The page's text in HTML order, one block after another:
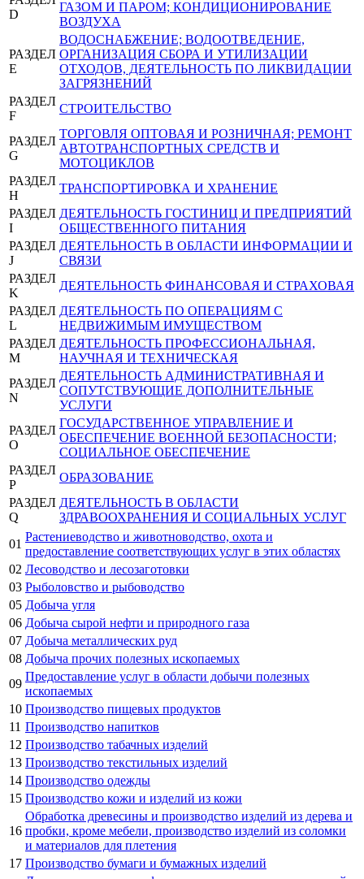
D
ГАЗОМ И ПАРОМ; КОНДИЦИОНИРОВАНИЕ
ВОЗДУХА
РАЗДЕЛ
E
ВОДОСНАБЖЕНИЕ; ВОДООТВЕДЕНИЕ,
ОРГАНИЗАЦИЯ СБОРА И УТИЛИЗАЦИИ
ОТХОДОВ, ДЕЯТЕЛЬНОСТЬ ПО ЛИКВИДАЦИИ
ЗАГРЯЗНЕНИЙ
РАЗДЕЛ
F
СТРОИТЕЛЬСТВО
РАЗДЕЛ
G
ТОРГОВЛЯ ОПТОВАЯ И РОЗНИЧНАЯ; РЕМОНТ
АВТОТРАНСПОРТНЫХ СРЕДСТВ И
МОТОЦИКЛОВ
РАЗДЕЛ
H
ТРАНСПОРТИРОВКА И ХРАНЕНИЕ
РАЗДЕЛ
I
ДЕЯТЕЛЬНОСТЬ ГОСТИНИЦ И ПРЕДПРИЯТИЙ
ОБЩЕСТВЕННОГО ПИТАНИЯ
РАЗДЕЛ
J
ДЕЯТЕЛЬНОСТЬ В ОБЛАСТИ ИНФОРМАЦИИ И
СВЯЗИ
РАЗДЕЛ
K
ДЕЯТЕЛЬНОСТЬ ФИНАНСОВАЯ И СТРАХОВАЯ
РАЗДЕЛ
L
ДЕЯТЕЛЬНОСТЬ ПО ОПЕРАЦИЯМ С
НЕДВИЖИМЫМ ИМУЩЕСТВОМ
РАЗДЕЛ
M
ДЕЯТЕЛЬНОСТЬ ПРОФЕССИОНАЛЬНАЯ,
НАУЧНАЯ И ТЕХНИЧЕСКАЯ
РАЗДЕЛ
N
ДЕЯТЕЛЬНОСТЬ АДМИНИСТРАТИВНАЯ И
СОПУТСТВУЮЩИЕ ДОПОЛНИТЕЛЬНЫЕ
УСЛУГИ
РАЗДЕЛ
O
ГОСУДАРСТВЕННОЕ УПРАВЛЕНИЕ И
ОБЕСПЕЧЕНИЕ ВОЕННОЙ БЕЗОПАСНОСТИ;
СОЦИАЛЬНОЕ ОБЕСПЕЧЕНИЕ
РАЗДЕЛ
P
ОБРАЗОВАНИЕ
РАЗДЕЛ
Q
ДЕЯТЕЛЬНОСТЬ В ОБЛАСТИ
ЗДРАВООХРАНЕНИЯ И СОЦИАЛЬНЫХ УСЛУГ
01
Растениеводство и животноводство, охота и
предоставление соответствующих услуг в этих областях
02 Лесоводство и лесозаготовки
03 Рыболовство и рыбоводство
05 Добыча угля
06 Добыча сырой нефти и природного газа
07 Добыча металлических руд
08 Добыча прочих полезных ископаемых
09
Предоставление услуг в области добычи полезных
ископаемых
10 Производство пищевых продуктов
11 Производство напитков
12 Производство табачных изделий
13 Производство текстильных изделий
14 Производство одежды
15 Производство кожи и изделий из кожи
16
Обработка древесины и производство изделий из дерева и
пробки, кроме мебели, производство изделий из соломки
и материалов для плетения
17 Производство бумаги и бумажных изделий